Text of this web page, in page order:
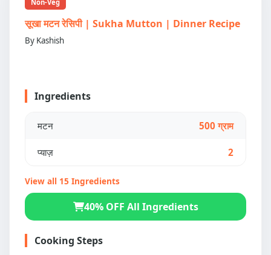
Non-Veg
सूखा मटन रेसिपी | Sukha Mutton | Dinner Recipe
By Kashish
Ingredients
मटन 500 ग्राम
प्याज़ 2
View all 15 Ingredients
40% OFF All Ingredients
Cooking Steps